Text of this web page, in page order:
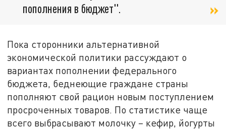
пополнения в бюджет".
Пока сторонники альтернативной
экономической политики рассуждают о
вариантах пополнении федерального
бюджета, беднеющие граждане страны
пополняют свой рацион новым поступлением
просроченных товаров. По статистике чаще
всего выбрасывают молочку – кефир, йогурты